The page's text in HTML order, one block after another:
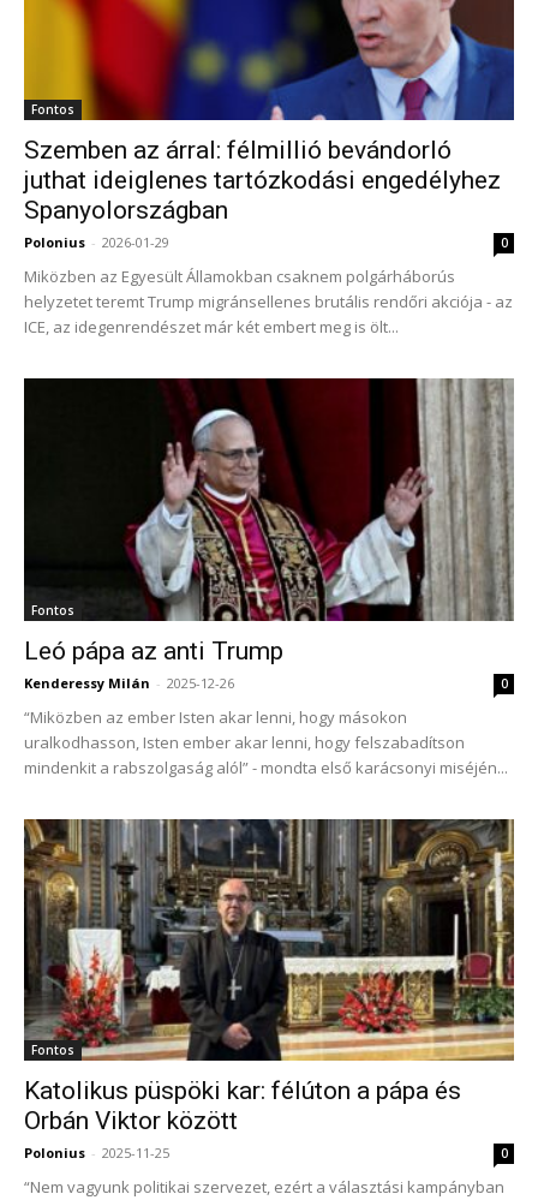
Fontos
Szemben az árral: félmillió bevándorló
juthat ideiglenes tartózkodási engedélyhez
Spanyolországban
Polonius - 2026-01-29 0
Miközben az Egyesült Államokban csaknem polgárháborús
helyzetet teremt Trump migránsellenes brutális rendőri akciója - az
ICE, az idegenrendészet már két embert meg is ölt...
Fontos
Leó pápa az anti Trump
Kenderessy Milán - 2025-12-26 0
“Miközben az ember Isten akar lenni, hogy másokon
uralkodhasson, Isten ember akar lenni, hogy felszabadítson
mindenkit a rabszolgaság alól” - mondta első karácsonyi miséjén...
Fontos
Katolikus püspöki kar: félúton a pápa és
Orbán Viktor között
Polonius - 2025-11-25 0
“Nem vagyunk politikai szervezet, ezért a választási kampányban